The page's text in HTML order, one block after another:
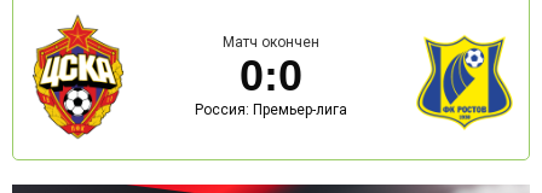
Матч окончен
0:0
Россия: Премьер-лига